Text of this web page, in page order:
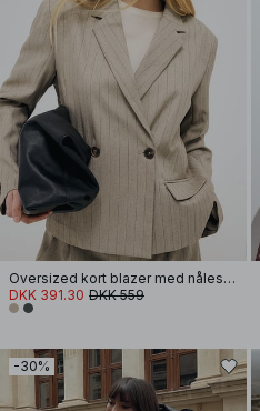
Oversized kort blazer med nålestriber
DKK 391.30 DKK 559
-30%